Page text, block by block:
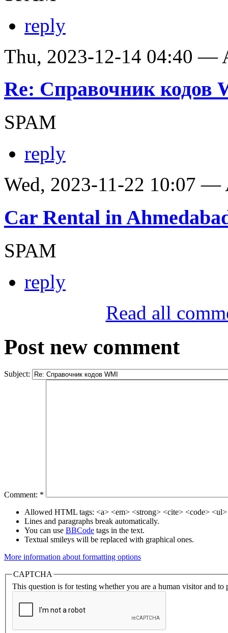
reply
Thu, 2023-12-14 04:40 —
Re: Справочник кодов
SPAM
reply
Wed, 2023-11-22 10:07 —
Car Rental in
SPAM
reply
Read all
Post new comment
Subject:
Comment: *
Allowed HTML tags: <a> <em> <strong> <cite> <code>
Lines and paragraphs break automatically.
You can use BBCode tags in the text.
Textual smileys will be replaced with graphical ones.
More information about formatting options
CAPTCHA
This question is for testing whether you are a human visitor and to